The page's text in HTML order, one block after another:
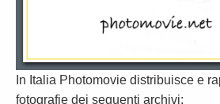
In Italia Photomovie distribuisce e
fotografie dei seguenti archivi: